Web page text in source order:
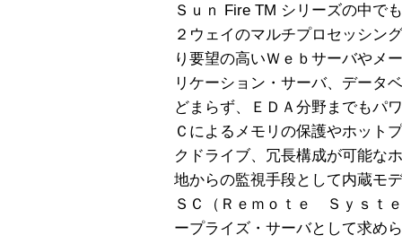
Ｓｕｎ Fire TM シリーズの中で
２ウェイのマルチプロセッシン
り要望の高いＷｅｂサーバやメ
リケーション・サーバ、データ
どまらず、ＥＤＡ分野までもパ
Ｃによるメモリの保護やホット
クドライブ、冗長構成が可能な
地からの監視手段として内蔵モ
ＳＣ（Ｒｅｍｏｔｅ Ｓｙｓｔ
ープライズ・サーバとして求め